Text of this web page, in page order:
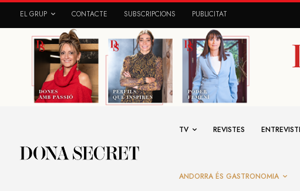
EL GRUP CONTACTE SUBSCRIPCIONS PUBLICITAT
TV REVISTES
ANDORRA ÉS GASTRONOMIA